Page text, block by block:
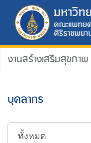
งานสร้างเสริมสุขภาพ
บุคลากร